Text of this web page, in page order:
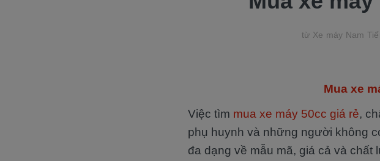
từ Xe máy Nam
Mua xe
Việc tìm mua xe máy 50cc giá rẻ,
phụ huynh và những người không
đa dạng về mẫu mã, giá cả và